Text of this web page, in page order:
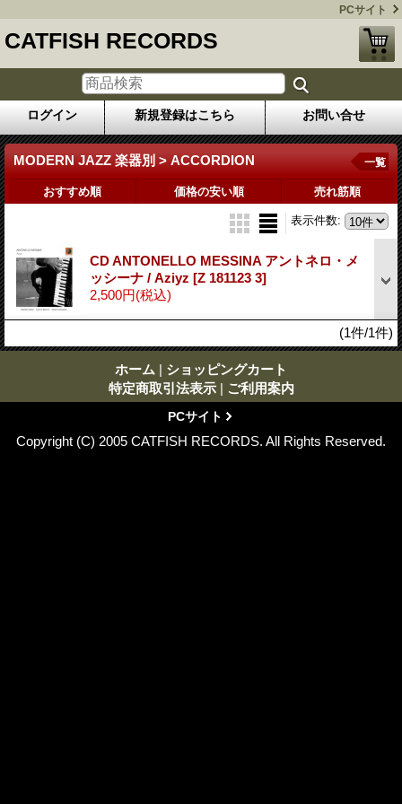
PCサイト
CATFISH RECORDS
ログイン 新規登録はこちら お問い合せ
MODERN JAZZ 楽器別 > ACCORDION 一覧
おすすめ順 価格の安い順 売れ筋順
表示件数:
CD ANTONELLO MESSINA アントネロ・メ
ッシーナ / Aziyz [Z 181123 3]
2,500円(税込)
(1件/1件)
ホーム | ショッピングカート
特定商取引法表示 | ご利用案内
PCサイト
Copyright (C) 2005 CATFISH RECORDS. All Rights Reserved.